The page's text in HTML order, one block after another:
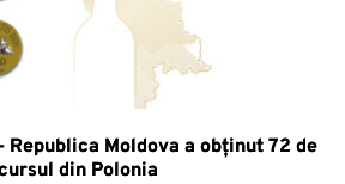
Moldova a obținut 72 de
din Polonia